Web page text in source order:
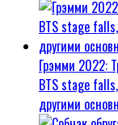
Грэмми 2022:
BTS stage
другими